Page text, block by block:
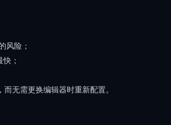
风险；
；
无需更换编辑器时重新配置。